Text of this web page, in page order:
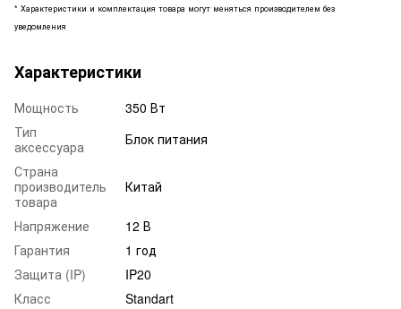
* Характеристики и комплектация товара могут меняться производителем без
уведомления
Характеристики
Мощность
350 Вт
Тип
аксессуара
Блок питания
Страна
производитель
товара
Китай
Напряжение
12 В
Гарантия
1 год
Защита (IP)
IP20
Класс
Standart